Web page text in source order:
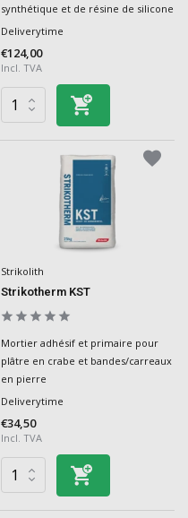
synthétique et de résine de silicone
Deliverytime
€124,00
Incl. TVA
Strikolith
Strikotherm KST
Mortier adhésif et primaire pour
plâtre en crabe et bandes/carreaux
en pierre
Deliverytime
€34,50
Incl. TVA